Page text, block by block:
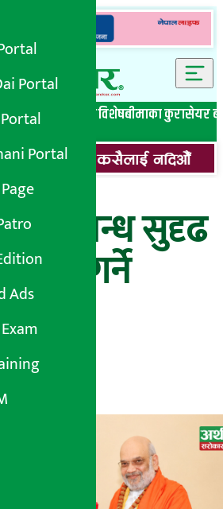
Portal
Portal
Ads
बैंकिङ विशेष लघुवित्त विशेषबीमाका कुरासेयर
सम्बन्ध सुदृढ
गर्ने